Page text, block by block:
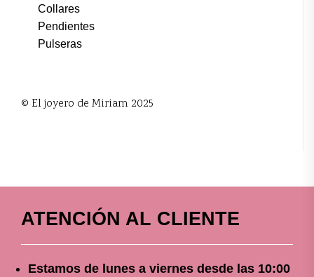
Collares
Pendientes
Pulseras
© El joyero de Miriam 2025
ATENCIÓN AL CLIENTE
Estamos de lunes a viernes desde las 10:00